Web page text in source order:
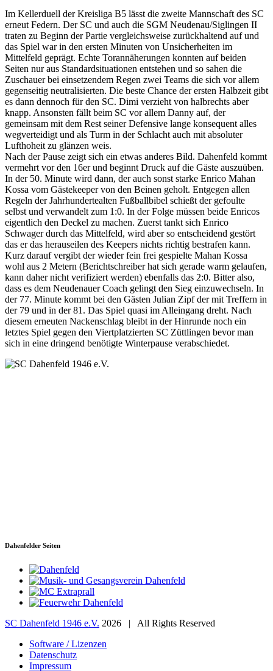
Im Kellerduell der Kreisliga B5 lässt die zweite Mannschaft des SC
erneut Federn. Der SC und auch die SGM Neudenau/Siglingen II
traten zu Beginn der Partie vergleichsweise zurückhaltend auf und
das Spiel war in den ersten Minuten von Unsicherheiten im
Mittelfeld geprägt. Echte Torannäherungen konnten auf beiden
Seiten nur aus Standardsituationen entstehen und so sahen die
Zuschauer bei einsetzendem Regen zwei Teams die sich vor allem
gegenseitig neutralisierten. Die beste Chance der ersten Halbzeit gibt
es dann dennoch für den SC. Dimi verzieht von halbrechts aber
knapp. Ansonsten fällt beim SC vor allem Danny auf, der
gemeinsam mit dem Rest seiner Defensive lange konsequent alles
wegverteidigt und als Turm in der Schlacht auch mit absoluter
Lufthoheit zu glänzen weis.
Nach der Pause zeigt sich ein etwas anderes Bild. Dahenfeld kommt
vermehrt vor den 16er und beginnt Druck auf die Gäste auszuüben.
In der 50. Minute wird dann, der auch sonst starke Enrico Mahan
Kossa vom Gästekeeper von den Beinen geholt. Entgegen allen
Regeln der Jahrhundertealten Fußballbibel schießt der gefoulte
selbst und verwandelt zum 1:0. In der Folge müssen beide Enricos
eigentlich den Deckel zu machen. Zuerst tankt sich Enrico
Schwager durch das Mittelfeld, wird aber so entscheidend gestört
das er das herauseilen des Keepers nichts richtig bestrafen kann.
Kurz darauf vergibt der wieder fein frei gespielte Mahan Kossa
wohl aus 2 Metern (Berichtschreiber hat sich gerade warm gelaufen,
kann daher nicht verifiziert werden) ebenfalls das 2:0. Bitter also,
dass es dem Neudenauer Coach gelingt den Sieg einzuwechseln. In
der 77. Minute kommt bei den Gästen Julian Zipf der mit Treffern in
der 79 und in der 81. Das Spiel quasi im Alleingang dreht. Nach
diesem erneuten Nackenschlag bleibt in der Hinrunde noch ein
letztes Spiel gegen den Viertplatzierten SC Züttlingen bevor man
sich in eine dringend benötigte Winterpause verabschiedet.
Dahenfelder Seiten
SC Dahenfeld 1946 e.V. 2026 | All Rights Reserved
Software / Lizenzen
Datenschutz
Impressum